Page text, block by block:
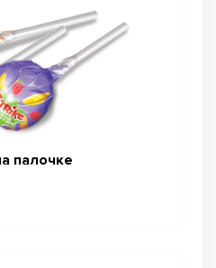
палочке